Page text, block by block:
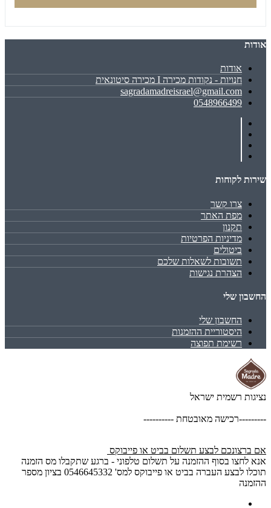
אודות
אודות
חנויות - נקודות מכירה I מכירה סיטונאית
sagradamadreisrael@gmail.com
0548966499
שירות לקוחות
צרו קשר
מפת האתר
תקנון
מדיניות הפרטיות
ביטולים
תשובות לשאלות שלכם
הצהרת נגישות
החשבון שלי
החשבון שלי
היסטוריית ההזמנות
רשימת תפוצה
נציגות רשמית ישראל
---------רכישה מאובטחת ----------
אם ברצונכם לבצע תשלום בביט או פייבוקס
אנא לחצו בסוף ההזמנה על תשלום טלפוני - ברגע שתקבלו מס הזמנה
תוכלו לבצע העברה בביט או פייבוקס למס' 0546645332 בציון מספר
ההזמנה